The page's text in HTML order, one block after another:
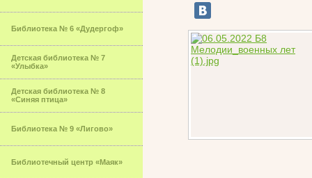
Библиотека № 6 «Дудергоф»
Детская библиотека № 7
«Улыбка»
Детская библиотека № 8
«Синяя птица»
Библиотека № 9 «Лигово»
Библиотечный центр «Маяк»